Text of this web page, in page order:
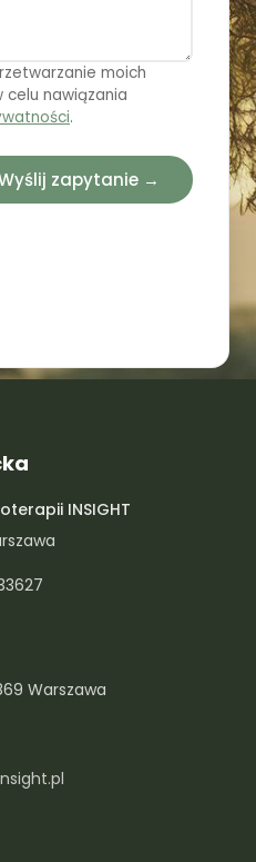
moich
nawiązania
.
zapytanie →
INSIGHT
Warszawa